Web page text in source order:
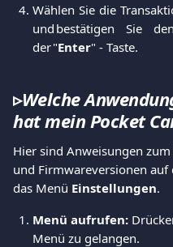
Wählen Sie die
und bestätigen Sie
der "Enter" - Taste.
▹Welche
hat mein Pocket
Hier sind Anweisungen
und Firmwareversionen auf
das Menü Einstellungen.
Menü aufrufen:
Menü zu gelangen.